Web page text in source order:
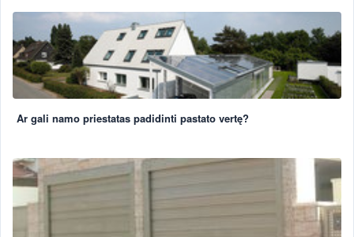
Ar gali namo priestatas padidinti pastato vertę?